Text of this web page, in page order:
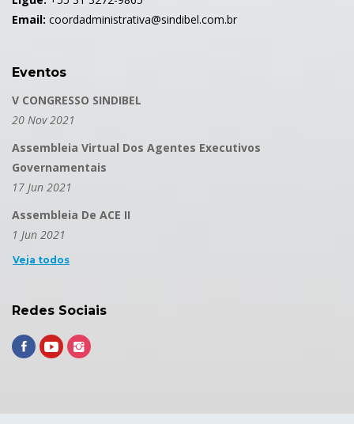
Email: coordadministrativa@sindibel.com.br
Eventos
V CONGRESSO SINDIBEL
20 Nov 2021
Assembleia Virtual Dos Agentes Executivos
Governamentais
17 Jun 2021
Assembleia De ACE II
1 Jun 2021
Veja todos
Redes Sociais